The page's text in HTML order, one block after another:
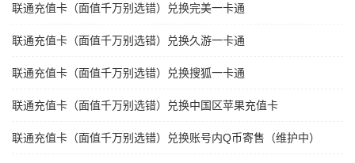
联通充值卡（面值千万别选错）兑换完美一卡通
联通充值卡（面值千万别选错）兑换久游一卡通
联通充值卡（面值千万别选错）兑换搜狐一卡通
联通充值卡（面值千万别选错）兑换中国区苹果充值卡
联通充值卡（面值千万别选错）兑换账号内Q币寄售（维护中）